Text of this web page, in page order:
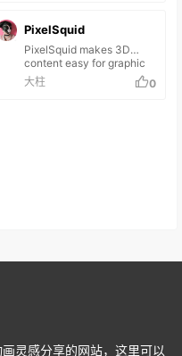
3DS，C4D，MAX，
MAYA，您可以完全免费下
载。
PixelSquid
PixelSquid makes 3D
content easy for graphic
designers to download at
any angle as transparent
大柱 0
灵感分享的网站，这里可以